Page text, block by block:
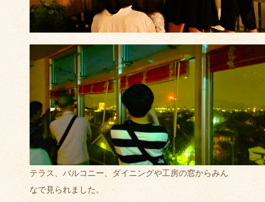
テラス、バルコニー、ダイニングや工房の窓からみん
なで見られました。